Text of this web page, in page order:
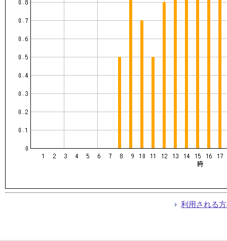
利用される